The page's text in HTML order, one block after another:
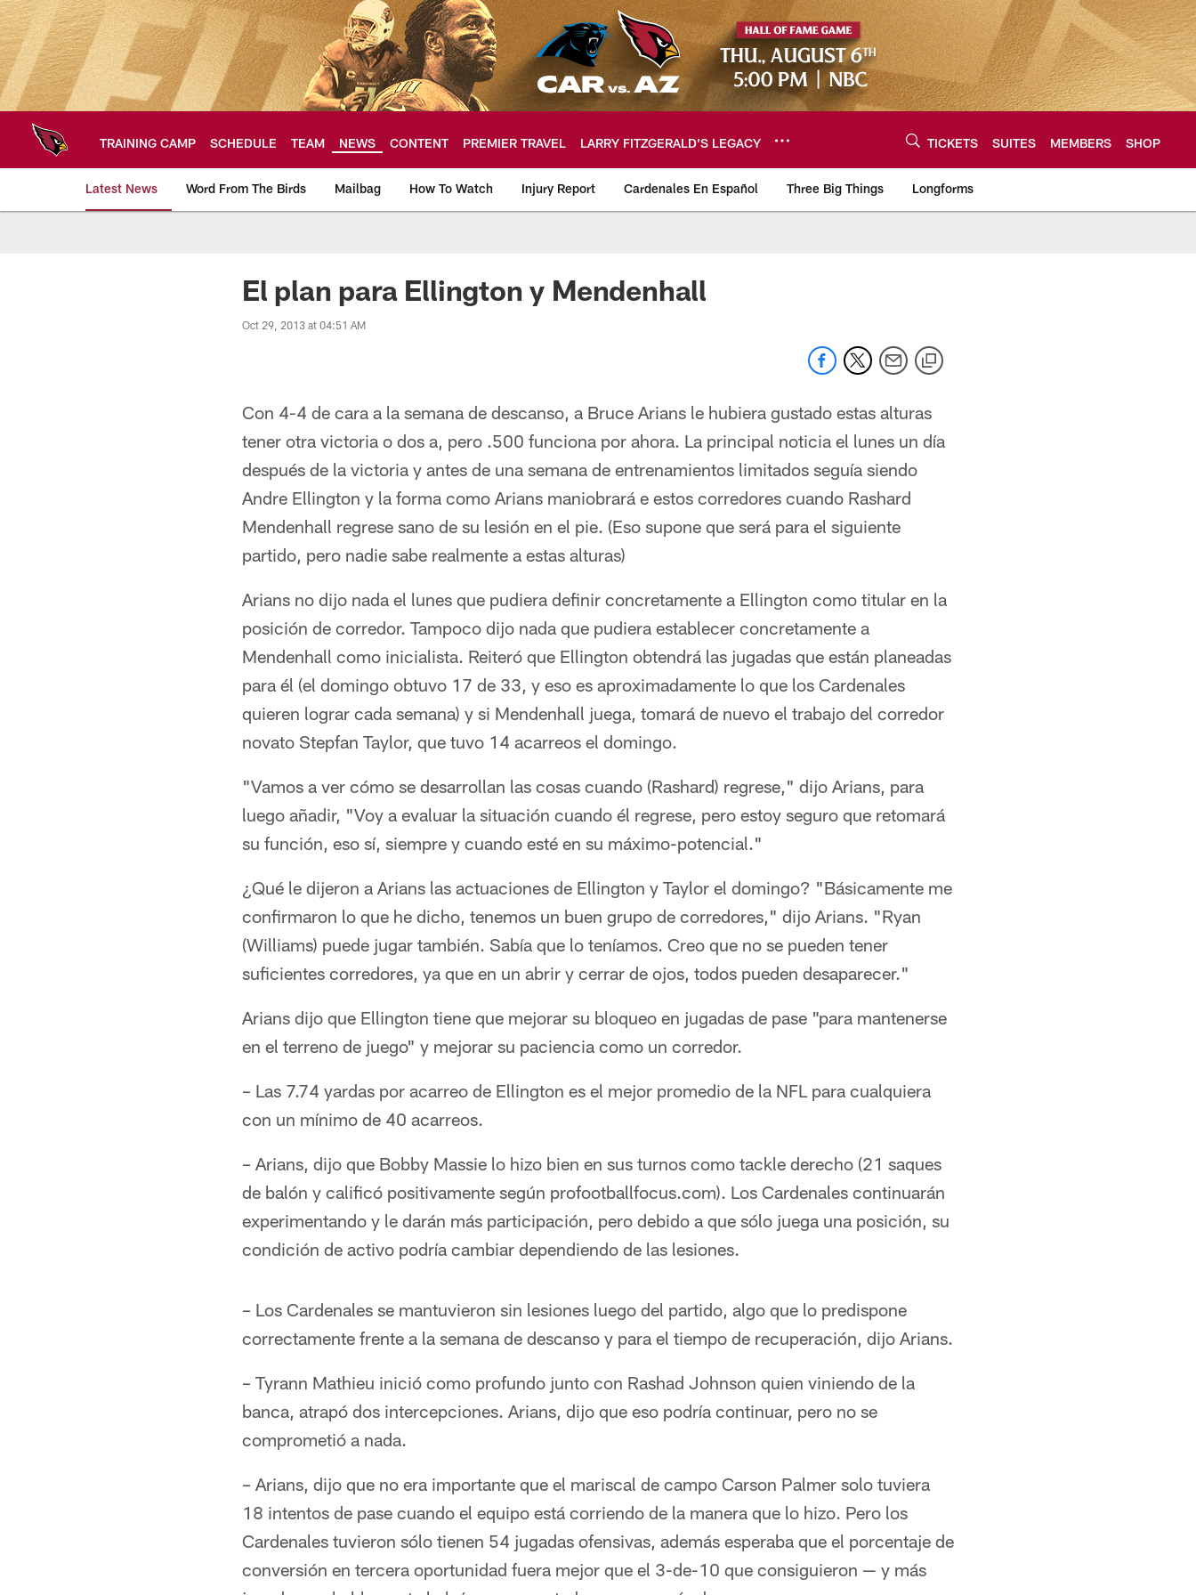
Skip
to
main
content
TRAINING CAMP SCHEDULE TEAM NEWS CONTENT PREMIER TRAVEL LARRY FITZGERALD’S LEGACY TICKETS SUITES MEMBERS SHOP
Latest News Word From The Birds Mailbag How To Watch Injury Report Cardenales En Español Three Big Things Longforms
Arizona Cardinals Home: The official source of the latest
El plan para Ellington y Mendenhall
Oct 29, 2013 at 04:51 AM
Con 4-4 de cara a la semana de descanso, a Bruce Arians le hubiera gustado estas alturas
tener otra victoria o dos a, pero .500 funciona por ahora. La principal noticia el lunes un día
después de la victoria y antes de una semana de entrenamientos limitados seguía siendo
Andre Ellington y la forma como Arians maniobrará e estos corredores cuando Rashard
Mendenhall regrese sano de su lesión en el pie. (Eso supone que será para el siguiente
partido, pero nadie sabe realmente a estas alturas)
Arians no dijo nada el lunes que pudiera definir concretamente a Ellington como titular en la
posición de corredor. Tampoco dijo nada que pudiera establecer concretamente a
Mendenhall como inicialista. Reiteró que Ellington obtendrá las jugadas que están planeadas
para él (el domingo obtuvo 17 de 33, y eso es aproximadamente lo que los Cardenales
quieren lograr cada semana) y si Mendenhall juega, tomará de nuevo el trabajo del corredor
novato Stepfan Taylor, que tuvo 14 acarreos el domingo.
"Vamos a ver cómo se desarrollan las cosas cuando (Rashard) regrese," dijo Arians, para
luego añadir, "Voy a evaluar la situación cuando él regrese, pero estoy seguro que retomará
su función, eso sí, siempre y cuando esté en su máximo-potencial."
¿Qué le dijeron a Arians las actuaciones de Ellington y Taylor el domingo? "Básicamente me
confirmaron lo que he dicho, tenemos un buen grupo de corredores," dijo Arians. "Ryan
(Williams) puede jugar también. Sabía que lo teníamos. Creo que no se pueden tener
suficientes corredores, ya que en un abrir y cerrar de ojos, todos pueden desaparecer."
Arians dijo que Ellington tiene que mejorar su bloqueo en jugadas de pase "para mantenerse
en el terreno de juego" y mejorar su paciencia como un corredor.
– Las 7.74 yardas por acarreo de Ellington es el mejor promedio de la NFL para cualquiera
con un mínimo de 40 acarreos.
– Arians, dijo que Bobby Massie lo hizo bien en sus turnos como tackle derecho (21 saques
de balón y calificó positivamente según profootballfocus.com). Los Cardenales continuarán
experimentando y le darán más participación, pero debido a que sólo juega una posición, su
condición de activo podría cambiar dependiendo de las lesiones.
– Los Cardenales se mantuvieron sin lesiones luego del partido, algo que lo predispone
correctamente frente a la semana de descanso y para el tiempo de recuperación, dijo Arians.
– Tyrann Mathieu inició como profundo junto con Rashad Johnson quien viniendo de la
banca, atrapó dos intercepciones. Arians, dijo que eso podría continuar, pero no se
comprometió a nada.
– Arians, dijo que no era importante que el mariscal de campo Carson Palmer solo tuviera
18 intentos de pase cuando el equipo está corriendo de la manera que lo hizo. Pero los
Cardenales tuvieron sólo tienen 54 jugadas ofensivas, además esperaba que el porcentaje de
conversión en tercera oportunidad fuera mejor que el 3-de-10 que consiguieron — y más